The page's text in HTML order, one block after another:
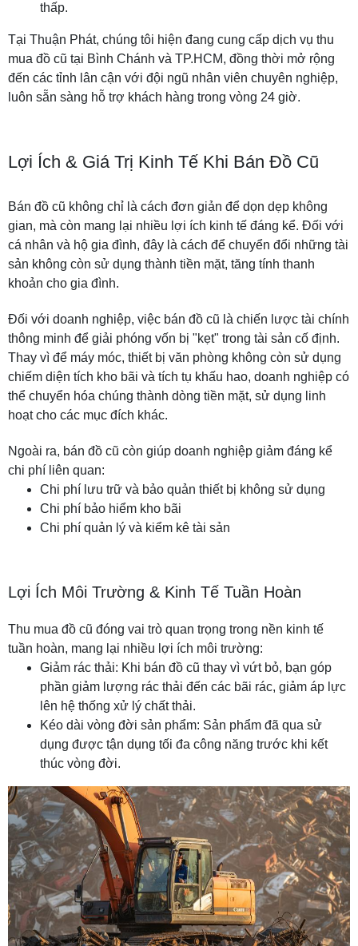
thấp.
Tại Thuận Phát, chúng tôi hiện đang cung cấp dịch vụ thu
mua đồ cũ tại Bình Chánh và TP.HCM, đồng thời mở rộng
đến các tỉnh lân cận với đội ngũ nhân viên chuyên nghiệp,
luôn sẵn sàng hỗ trợ khách hàng trong vòng 24 giờ.
Lợi Ích & Giá Trị Kinh Tế Khi Bán Đồ Cũ
Bán đồ cũ không chỉ là cách đơn giản để dọn dẹp không
gian, mà còn mang lại nhiều lợi ích kinh tế đáng kể. Đối với
cá nhân và hộ gia đình, đây là cách để chuyển đổi những tài
sản không còn sử dụng thành tiền mặt, tăng tính thanh
khoản cho gia đình.
Đối với doanh nghiệp, việc bán đồ cũ là chiến lược tài chính
thông minh để giải phóng vốn bị "kẹt" trong tài sản cố định.
Thay vì để máy móc, thiết bị văn phòng không còn sử dụng
chiếm diện tích kho bãi và tích tụ khấu hao, doanh nghiệp có
thể chuyển hóa chúng thành dòng tiền mặt, sử dụng linh
hoạt cho các mục đích khác.
Ngoài ra, bán đồ cũ còn giúp doanh nghiệp giảm đáng kể
chi phí liên quan:
Chi phí lưu trữ và bảo quản thiết bị không sử dụng
Chi phí bảo hiểm kho bãi
Chi phí quản lý và kiểm kê tài sản
Lợi Ích Môi Trường & Kinh Tế Tuần Hoàn
Thu mua đồ cũ đóng vai trò quan trọng trong nền kinh tế
tuần hoàn, mang lại nhiều lợi ích môi trường:
Giảm rác thải: Khi bán đồ cũ thay vì vứt bỏ, bạn góp
phần giảm lượng rác thải đến các bãi rác, giảm áp lực
lên hệ thống xử lý chất thải.
Kéo dài vòng đời sản phẩm: Sản phẩm đã qua sử
dụng được tận dụng tối đa công năng trước khi kết
thúc vòng đời.